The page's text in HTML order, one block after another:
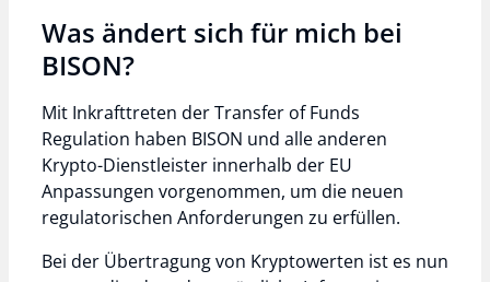
Was ändert sich für mich bei
BISON?
Mit Inkrafttreten der Transfer of Funds
Regulation haben BISON und alle anderen
Krypto-Dienstleister innerhalb der EU
Anpassungen vorgenommen, um die neuen
regulatorischen Anforderungen zu erfüllen.
Bei der Übertragung von Kryptowerten ist es nun